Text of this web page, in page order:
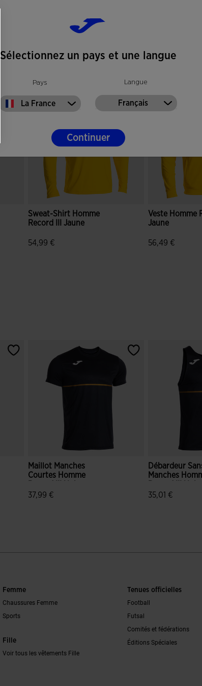
Sweat-Shirt Homme
Record III Jaune
54,99 €
Veste Homme
Jaune
56,49 €
Maillot Manches
Courtes Homme
37,99 €
Débardeur
Manches
35,01 €
Femme
Chaussures Femme
Sports
Fille
Voir tous les vêtements Fille
Tenues officielles
Football
Futsal
Comités et fédérations
Éditions Spéciales
Sélectionnez un pays et une langue
Pays
La France
Langue
Français
Continuer